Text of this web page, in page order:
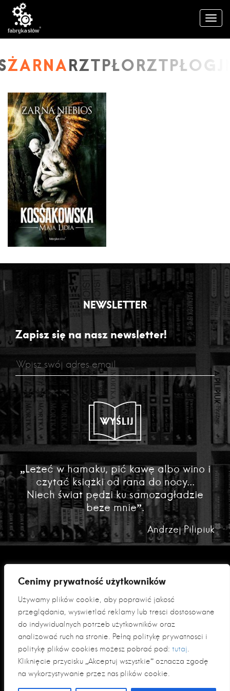
Cenimy prywatność użytkowników
Używamy plików cookie, aby poprawić jakość
przeglądania, wyświetlać reklamy lub treści dostosowane
do indywidualnych potrzeb użytkowników oraz
analizować ruch na stronie. Pełną politykę prywatności i
politykę plików cookies możesz pobrać pod: tutaj.
Kliknięcie przycisku „Akceptuj wszystkie” oznacza zgodę
na wykorzystywanie przez nas plików cookie.
ŻARNA
NEWSLETTER
Zapisz się na nasz newsletter!
WYŚLIJ
„Leżeć w hamaku, pić kawę albo wino i
czytać książki od rana do nocy...
Niech świat pędzi ku samozagładzie
beze mnie”.
Andrzej Pilipiuk
Polityka prywatności
Klauzula informacyjna RODO